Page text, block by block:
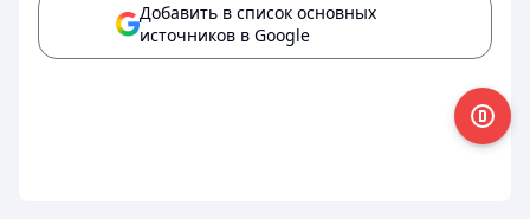
Добавить в список основных
источников в Google